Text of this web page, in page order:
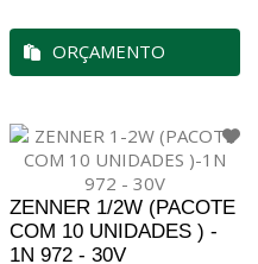
ORÇAMENTO
ZENNER 1/2W (PACOTE
COM 10 UNIDADES ) -
1N 972 - 30V